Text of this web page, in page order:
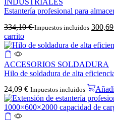
INDUSTRIALES
Estantería profesional para
334,10€ Impuestos incluidos 300,69
carrito
ACCESORIOS SOLDADURA
Hilo de soldadura de alta
24,09 € Impuestos incluidos